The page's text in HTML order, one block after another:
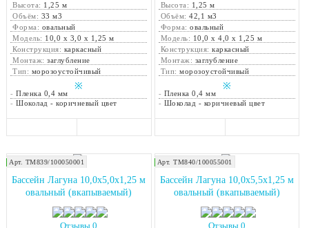
Высота: 1,25 м
Объём: 33 м3
Форма: овальный
Модель: 10,0 х 3,0 х 1,25 м
Конструкция: каркасный
Монтаж:заглубление
Тип: морозоустойчивый
※
-Пленка 0,4 мм
-Шоколад - коричневый цвет
Высота: 1,25 м
Объём:42,1 м3
Форма:овальный
Модель: 10,0 х 4,0 х 1,25 м
Конструкция:каркасный
Монтаж: заглубление
Тип:морозоустойчивый
※
- Пленка 0,4 мм
- Шоколад - коричневый цвет
Закажите монтаж!
Арт. ТМ839/100050001
Бассейн Лагуна 10,0х5,0х1,25 м
овальный (вкапываемый)
Отзывы 0
Закажите монтаж!
Арт. ТМ840/100055001
Бассейн Лагуна 10,0х5,5х1,25 м
овальный (вкапываемый)
Отзывы 0